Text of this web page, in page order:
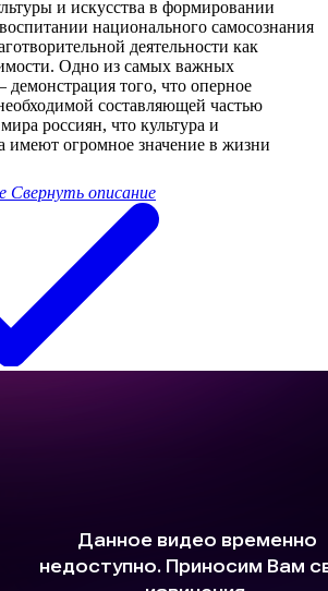
и искусства в формировании
национального самосознания
деятельности как
Одно из самых важных
демонстрация того, что оперное
составляющей частью
россиян, что культура и
имеют огромное значение в жизни
Свернуть описание